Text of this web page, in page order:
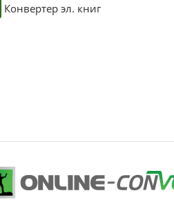
Конвертер эл. книг